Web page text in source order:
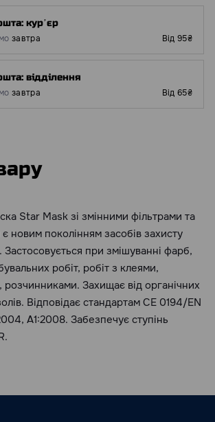
курʼєр
завтра Від 95₴
відділення
завтра Від 65₴
Star Mask зі змінними фільтрами та
новим поколінням засобів захисту
Застосовується при змішуванні фарб,
робіт, робіт з клеями,
Захищає від органічних
Відповідає стандартам CE 0194/EN
A1:2008. Забезпечує ступінь